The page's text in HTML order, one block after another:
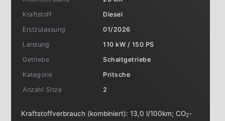
Kraftstoff
Diesel
Erstzulassung
01/2026
Leistung
110 kW / 150 PS
Getriebe
Schaltgetriebe
Kategorie
Pritsche
Anzahl Sitze
2
Kraftstoffverbrauch (kombiniert):13,0 l/100km;CO2-